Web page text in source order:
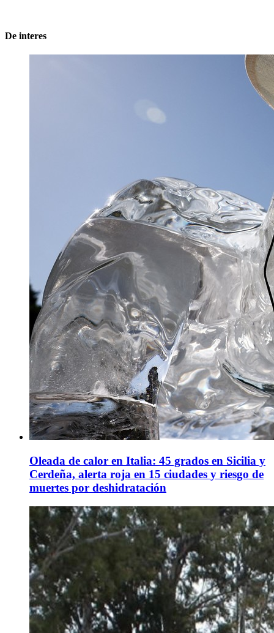
De interes
Oleada de calor en Italia: 45 grados en Sicilia y
Cerdeña, alerta roja en 15 ciudades y riesgo de
muertes por deshidratación